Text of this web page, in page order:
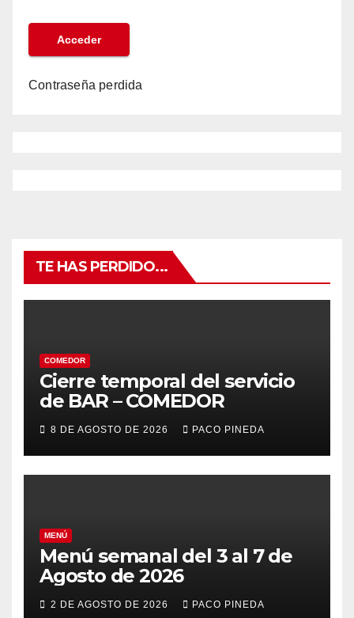
Contraseña perdida
TE HAS PERDIDO...
COMEDOR
Cierre temporal del servicio
de BAR – COMEDOR
8 DE AGOSTO DE 2026 PACO PINEDA
MENÚ
Menú semanal del 3 al 7 de
Agosto de 2026
2 DE AGOSTO DE 2026 PACO PINEDA